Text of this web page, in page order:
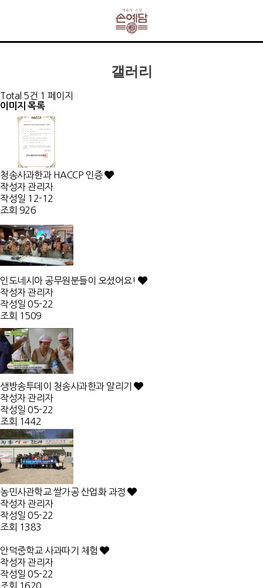
갤러리
Total 5건 1 페이지
이미지 목록
청송사과한과 HACCP 인증
작성자관리자
작성일 12-12
조회 926
인도네시아 공무원분들이 오셨어요!
작성자관리자
작성일 05-22
조회 1509
생방송투데이 청송사과한과 알리기
작성자관리자
작성일 05-22
조회 1442
농민사관학교 쌀가공 산업화 과정
작성자관리자
작성일 05-22
조회 1383
안덕중학교 사과따기 체험
작성자관리자
작성일 05-22
조회 1620